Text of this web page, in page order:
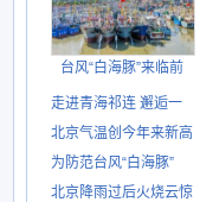
台风“白海豚”来临前
走进青海祁连 邂逅一
北京气温创今年来新高
为防范台风“白海豚”
北京降雨过后火烧云惊